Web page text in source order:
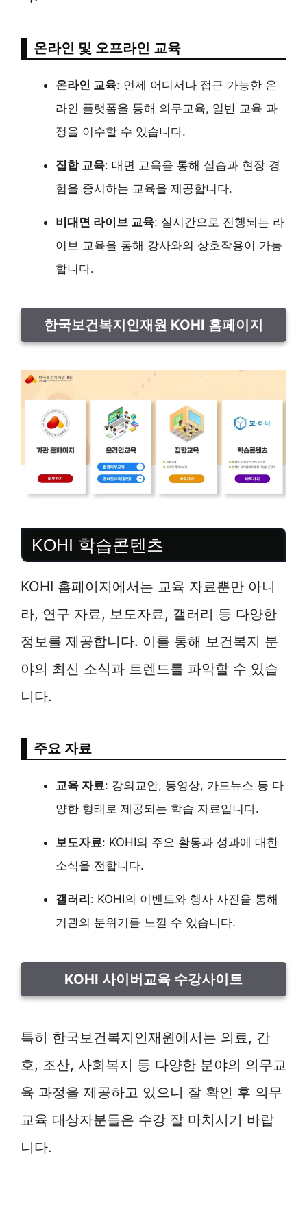
온라인 및 오프라인 교육
온라인 교육: 언제 어디서나 접근 가능한 온
라인 플랫폼을 통해 의무교육, 일반 교육 과
정을 이수할 수 있습니다.
집합 교육: 대면 교육을 통해 실습과 현장 경
험을 중시하는 교육을 제공합니다.
비대면 라이브 교육: 실시간으로 진행되는 라
이브 교육을 통해 강사와의 상호작용이 가능
합니다.
한국보건복지인재원 KOHI 홈페이지
KOHI 학습콘텐츠
KOHI 홈페이지에서는 교육 자료뿐만 아니
라, 연구 자료, 보도자료, 갤러리 등 다양한
정보를 제공합니다. 이를 통해 보건복지 분
야의 최신 소식과 트렌드를 파악할 수 있습
니다.
주요 자료
교육 자료: 강의교안, 동영상, 카드뉴스 등 다
양한 형태로 제공되는 학습 자료입니다.
보도자료: KOHI의 주요 활동과 성과에 대한
소식을 전합니다.
갤러리: KOHI의 이벤트와 행사 사진을 통해
기관의 분위기를 느낄 수 있습니다.
KOHI 사이버교육 수강사이트
특히 한국보건복지인재원에서는 의료, 간
호, 조산, 사회복지 등 다양한 분야의 의무교
육 과정을 제공하고 있으니 잘 확인 후 의무
교육 대상자분들은 수강 잘 마치시기 바랍
니다.